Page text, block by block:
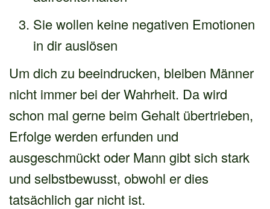
Sie wollen keine negativen Emotionen
in dir auslösen
Um dich zu beeindrucken, bleiben Männer
nicht immer bei der Wahrheit. Da wird
schon mal gerne beim Gehalt übertrieben,
Erfolge werden erfunden und
ausgeschmückt oder Mann gibt sich stark
und selbstbewusst, obwohl er dies
tatsächlich gar nicht ist.